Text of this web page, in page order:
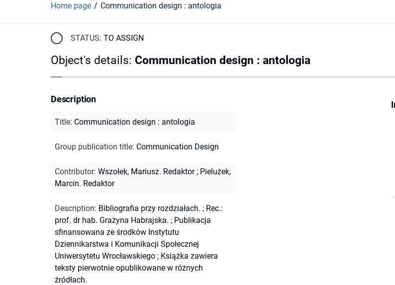
Home page Communication design : antologia
STATUS: TO ASSIGN
Object's details: Communication design : antologia
Description
Title: Communication design : antologia
Group publication title: Communication Design
Contributor: Wszołek, Mariusz. Redaktor; Pielużek,
Marcin. Redaktor
Description: Bibliografia przy rozdziałach. ; Rec.:
prof. dr hab. Grażyna Habrajska. ; Publikacja
sfinansowana ze środków Instytutu
Dziennikarstwa i Komunikacji Społecznej
Uniwersytetu Wrocławskiego ; Książka zawiera
teksty pierwotnie opublikowane w różnych
źródłach.